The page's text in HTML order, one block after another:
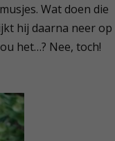
Wat doen die
hij daarna neer op
het…? Nee, toch!